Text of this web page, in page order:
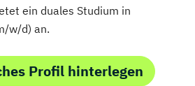
ein duales Studium in
w/d) an.
Profil hinterlegen